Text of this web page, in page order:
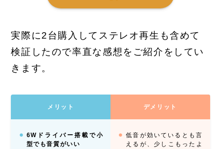
実際に2台購入してステレオ再生も含めて
検証したので率直な感想をご紹介をしてい
きます。
メリット デメリット
6Wドライバー搭載で小
型でも音質がいい
低音が効いているとも言
えるが、少しこもったよ